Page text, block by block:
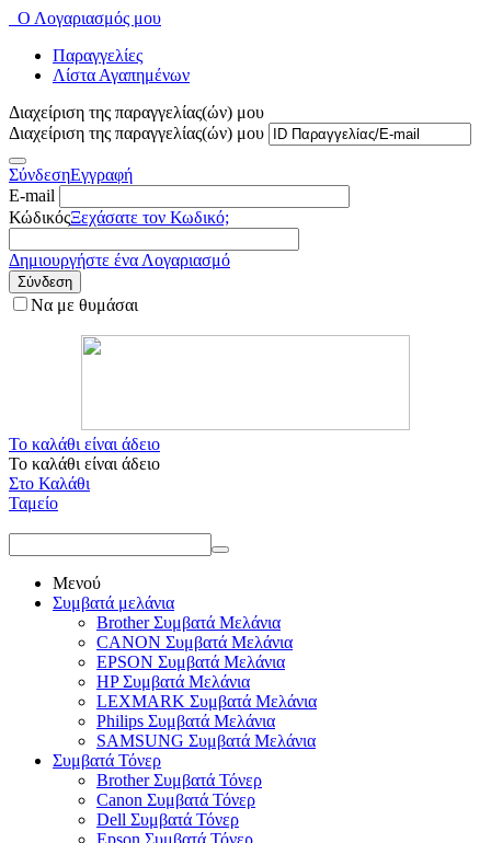
Ο Λογαριασμός μου
Παραγγελίες
Λίστα Αγαπημένων
Διαχείριση της παραγγελίας(ών) μου
Διαχείριση της παραγγελίας(ών) μου
ΣύνδεσηΕγγραφή
E-mail
ΚώδικόςΞεχάσατε τον Κωδικό;
Δημιουργήστε ένα Λογαριασμό
Σύνδεση
Να με θυμάσαι
Το καλάθι είναι άδειο
Το καλάθι είναι άδειο
Στο Καλάθι
Ταμείο
Μενού
Συμβατά μελάνια
Brother Συμβατά Μελάνια
CANON Συμβατά Μελάνια
EPSON Συμβατά Μελάνια
HP Συμβατά Μελάνια
LEXMARK Συμβατά Μελάνια
Philips Συμβατά Μελάνια
SAMSUNG Συμβατά Μελάνια
Συμβατά Τόνερ
Brother Συμβατά Τόνερ
Canon Συμβατά Τόνερ
Dell Συμβατά Τόνερ
Epson Συμβατά Τόνερ